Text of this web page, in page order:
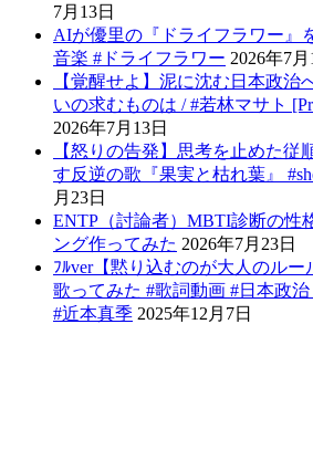
7月13日
AIが優里の『ドライフラワー』
音楽 #ドライフラワー 2026年7月
【覚醒せよ】泥に沈む日本政治
いの求むものは / #若林マサト
2026年7月13日
【怒りの告発】思考を止めた従
す反逆の歌『果実と枯れ葉』
月23日
ENTP（討論者）MBTI診断の性
ング作ってみた 2026年7月23日
ﾌﾙver【黙り込むのが大人のルー
歌ってみた #歌詞動画 #日本政治
#近本真季 2025年12月7日